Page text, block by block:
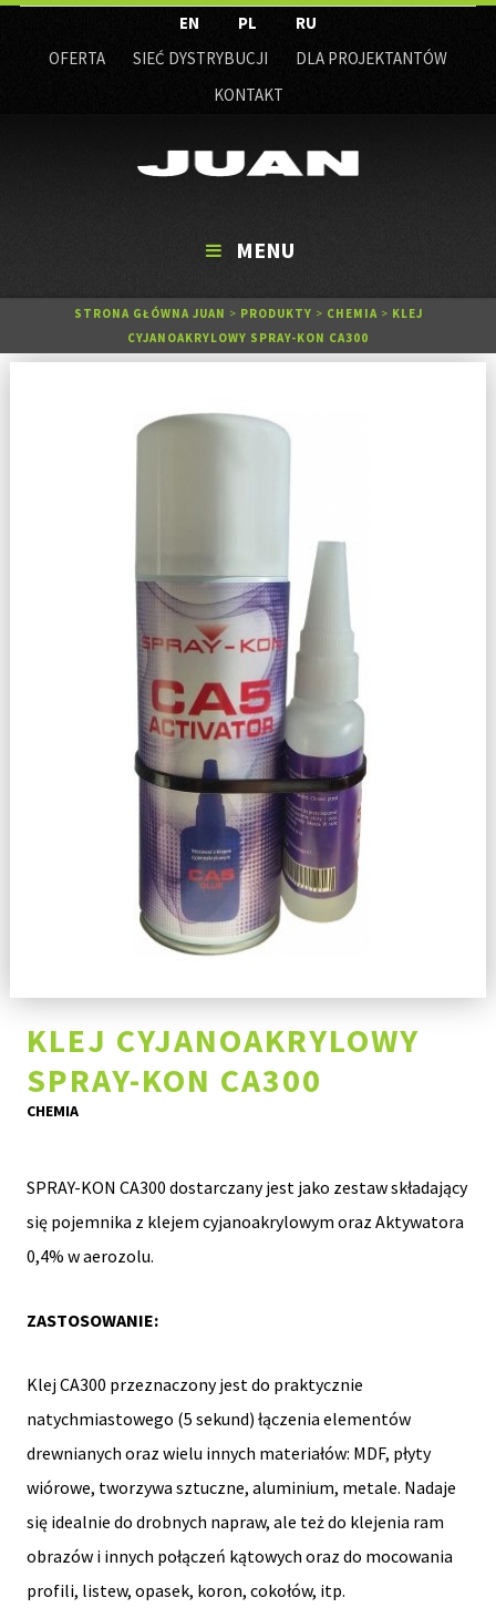
EN PL
RU
OFERTA
SIEĆ DYSTRYBUCJI
DLA PROJEKTANTÓW
KONTAKT
MENU
STRONA GŁÓWNA JUAN > PRODUKTY > CHEMIA > KLEJ
CYJANOAKRYLOWY SPRAY-KON CA300
KLEJ CYJANOAKRYLOWY
SPRAY-KON CA300
CHEMIA
SPRAY-KON CA300 dostarczany jest jako zestaw składający
się pojemnika z klejem cyjanoakrylowym oraz Aktywatora
0,4% w aerozolu.
ZASTOSOWANIE:
Klej CA300 przeznaczony jest do praktycznie
natychmiastowego (5 sekund) łączenia elementów
drewnianych oraz wielu innych materiałów: MDF, płyty
wiórowe, tworzywa sztuczne, aluminium, metale. Nadaje
się idealnie do drobnych napraw, ale też do klejenia ram
obrazów i innych połączeń kątowych oraz do mocowania
profili, listew, opasek, koron, cokołów, itp.